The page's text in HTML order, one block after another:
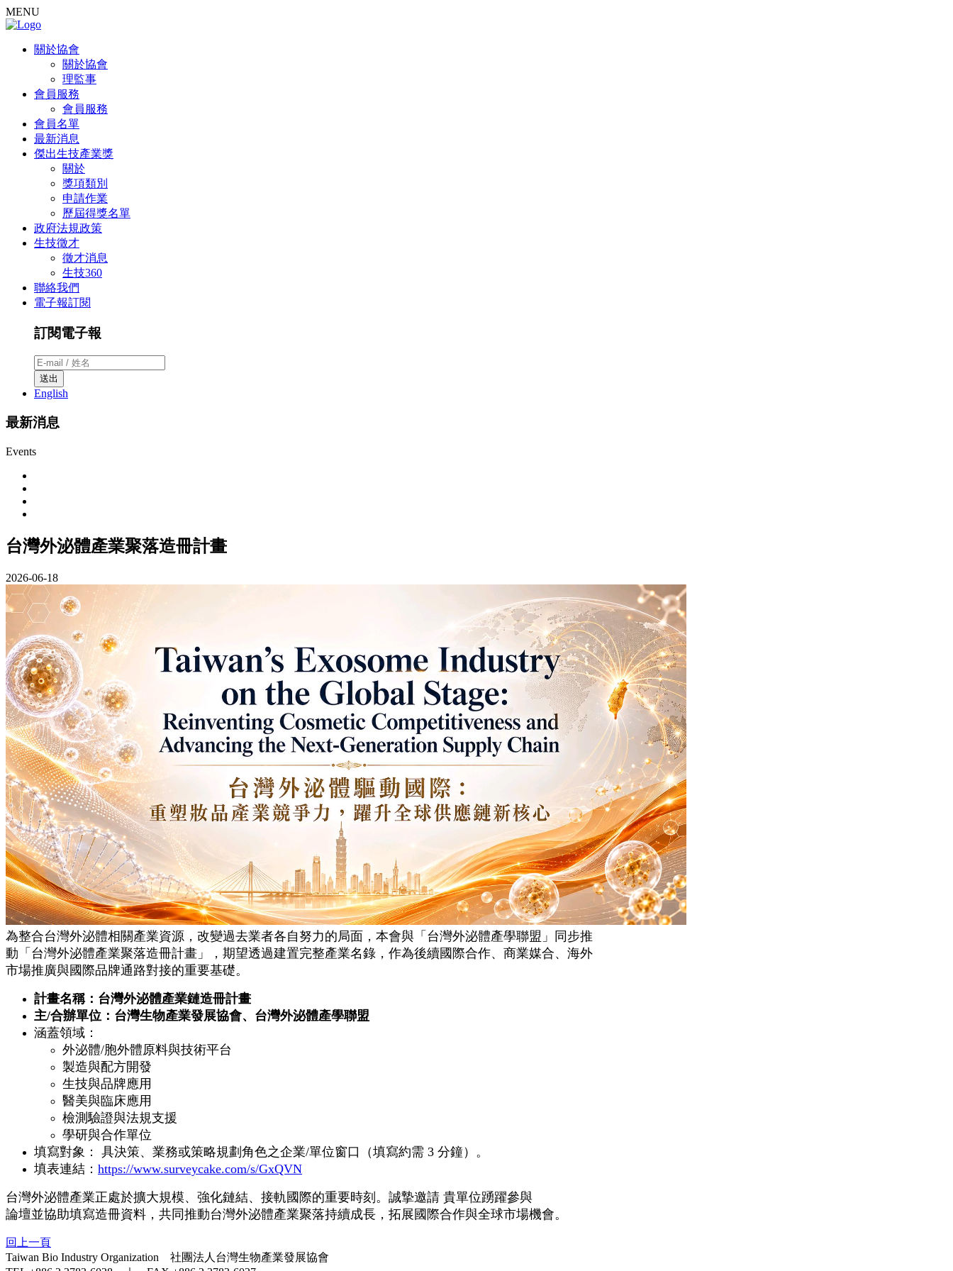
MENU
關於協會
關於協會
理監事
會員服務
會員服務
會員名單
最新消息
傑出生技產業獎
關於
獎項類別
申請作業
歷屆得獎名單
政府法規政策
生技徵才
徵才消息
生技360
聯絡我們
電子報訂閱
訂閱電子報
送出
English
最新消息
Events
台灣外泌體產業聚落造冊計畫
2026-06-18
為整合台灣外泌體相關產業資源，改變過去業者各自努力的局面，本會與「台灣外泌體產學聯盟」同步推
動「台灣外泌體產業聚落造冊計畫」，期望透過建置完整產業名錄，作為後續國際合作、商業媒合、海外
市場推廣與國際品牌通路對接的重要基礎。
計畫名稱：台灣外泌體產業鏈造冊計畫
主/合辦單位：台灣生物產業發展協會、台灣外泌體產學聯盟
涵蓋領域：
外泌體/胞外體原料與技術平台
製造與配方開發
生技與品牌應用
醫美與臨床應用
檢測驗證與法規支援
學研與合作單位
填寫對象： 具決策、業務或策略規劃角色之企業/單位窗口（填寫約需 3 分鐘）。
填表連結： https://www.surveycake.com/s/GxQVN
台灣外泌體產業正處於擴大規模、強化鏈結、接軌國際的重要時刻。誠摯邀請 貴單位踴躍參與
論壇並協助填寫造冊資料，共同推動台灣外泌體產業聚落持續成長，拓展國際合作與全球市場機會。
回上一頁
Taiwan Bio Industry Organization 社團法人台灣生物產業發展協會